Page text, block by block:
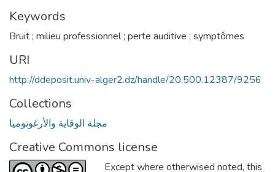
Keywords
Bruit ; milieu professionnel ; perte auditive ; symptômes
URI
http://ddeposit.univ-alger2.dz/handle/20.500.12387/9256
Collections
مجلة الوقاية والأرغونوميا
Creative Commons license
Except where otherwised noted, this